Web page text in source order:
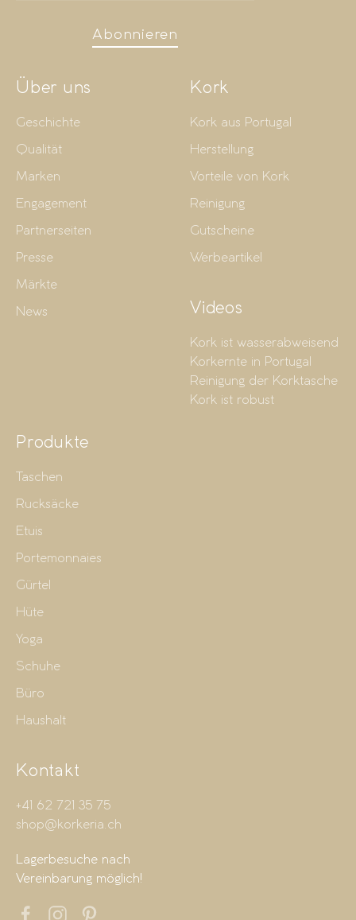
Abonnieren
Über uns
Geschichte
Qualität
Marken
Engagement
Partnerseiten
Presse
Märkte
News
Kork
Kork aus Portugal
Herstellung
Vorteile von Kork
Reinigung
Gutscheine
Werbeartikel
Videos
Kork ist wasserabweisend
Korkernte in Portugal
Reinigung der Korktasche
Kork ist robust
Produkte
Taschen
Rucksäcke
Etuis
Portemonnaies
Gürtel
Hüte
Yoga
Schuhe
Büro
Haushalt
Kontakt
+41 62 721 35 75
shop@korkeria.ch
Lagerbesuche nach
Vereinbarung möglich!